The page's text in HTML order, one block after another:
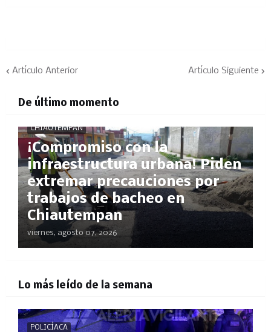
Artículo Anterior Artículo Siguiente
De último momento
CHIAUTEMPAN
¡Compromiso con la
infraestructura urbana! Piden
extremar precauciones por
trabajos de bacheo en
Chiautempan
viernes, agosto 07, 2026
Lo más leído de la semana
POLICÍACA